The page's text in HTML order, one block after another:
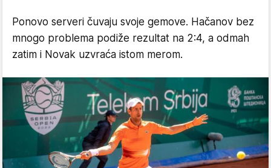
Ponovo serveri čuvaju svoje gemove. Hačanov bez
mnogo problema podiže rezultat na 2:4, a odmah
zatim i Novak uzvraća istom merom.